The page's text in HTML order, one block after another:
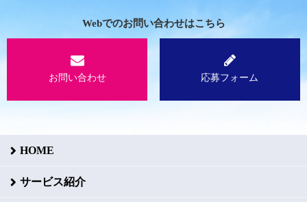
Webでのお問い合わせはこちら
お問い合わせ 応募フォーム
HOME
サービス紹介